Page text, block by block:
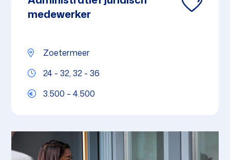
medewerker
Zoetermeer
24 - 32, 32 - 36
3.500 – 4.500